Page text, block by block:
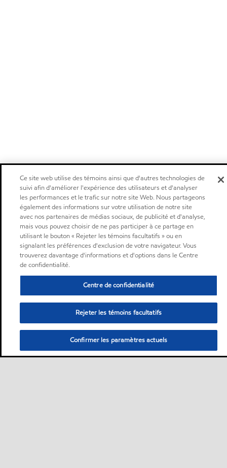
Ce site web utilise des témoins ainsi que d'autres technologies de
suivi afin d'améliorer l'expérience des utilisateurs et d'analyser
les performances et le trafic sur notre site Web. Nous partageons
également des informations sur votre utilisation de notre site
avec nos partenaires de médias sociaux, de publicité et d'analyse,
mais vous pouvez choisir de ne pas participer à ce partage en
utilisant le bouton « Rejeter les témoins facultatifs » ou en
signalant les préférences d'exclusion de votre navigateur. Vous
trouverez davantage d'informations et d'options dans le Centre
de confidentialité.
Centre de confidentialité
Rejeter les témoins facultatifs
Confirmer les paramètres actuels